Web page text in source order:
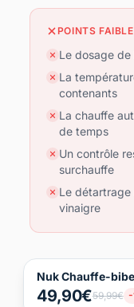
POINTS
Le dosage de
La
contenants
La chauffe
de temps
Un contrôle
surchauffe
Le détartrage
vinaigre
49,90€59,99€ -